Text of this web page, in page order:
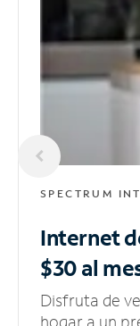
SPECTRUM
Internet
$30 al
Disfruta de
hogar a un